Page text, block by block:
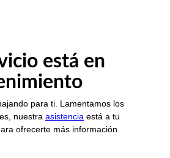
está en
para ti. Lamentamos los
nuestra asistencia está a tu
ofrecerte más información